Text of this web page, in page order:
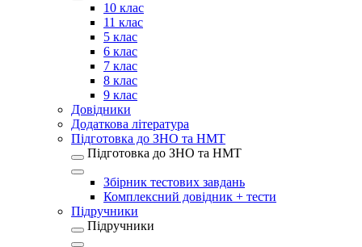
10 клас
11 клас
5 клас
6 клас
7 клас
8 клас
9 клас
Довідники
Додаткова література
Підготовка до ЗНО та НМТ
Підготовка до ЗНО та НМТ
Збірник тестових завдань
Комплексний довідник + тести
Підручники
Підручники